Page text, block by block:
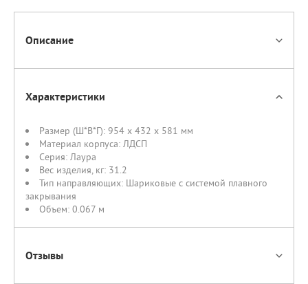
Описание
Характеристики
Размер (Ш*В*Г): 954 x 432 x 581 мм
Материал корпуса: ЛДСП
Серия: Лаура
Вес изделия, кг: 31.2
Тип направляющих: Шариковые с системой плавного
закрывания
Объем: 0.067 м
Отзывы